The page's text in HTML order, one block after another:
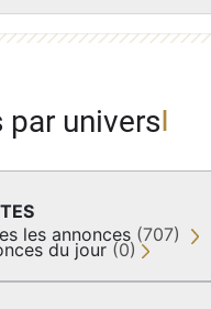
par univers
les annonces (707)
du jour (0)